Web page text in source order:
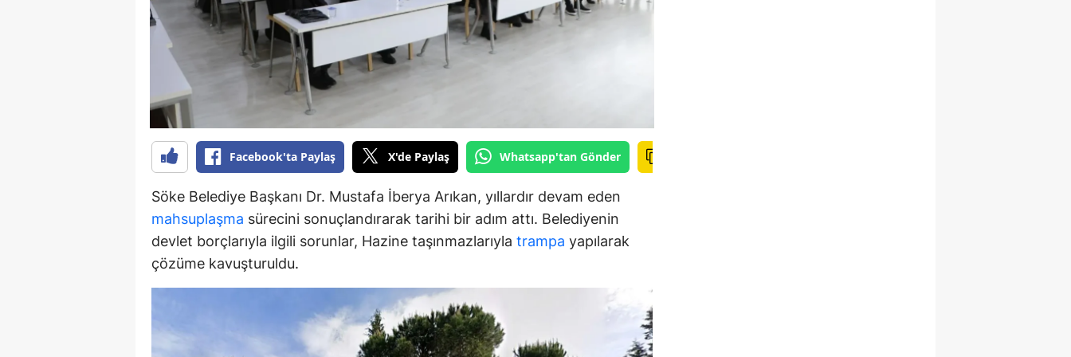
Karabük
Osmaniye
Düzce
Facebook'ta Paylaş X'de Paylaş Whatsapp'tan Gönder
Söke Belediye Başkanı Dr. Mustafa İberya Arıkan, yıllardır devam eden
mahsuplaşma sürecini sonuçlandırarak tarihi bir adım attı. Belediyenin
devlet borçlarıyla ilgili sorunlar, Hazine taşınmazlarıyla trampa yapılarak
çözüme kavuşturuldu.